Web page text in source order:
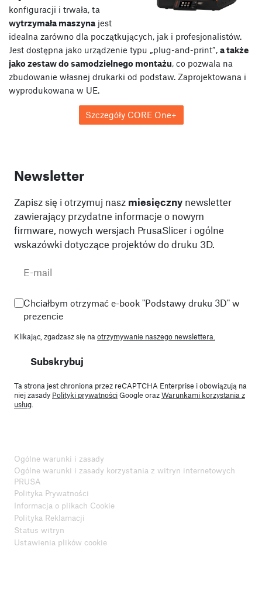
konfiguracji i trwała, ta
wytrzymała maszyna jest
idealna zarówno dla początkujących, jak i profesjonalistów.
Jest dostępna jako urządzenie typu „plug-and-print”, a także
jako zestaw do samodzielnego montażu, co pozwala na
zbudowanie własnej drukarki od podstaw. Zaprojektowana i
wyprodukowana w UE.
Szczegóły CORE One+
Newsletter
Zapisz się i otrzymuj nasz miesięczny newsletter
zawierający przydatne informacje o nowym
firmware, nowych wersjach PrusaSlicer i ogólne
wskazówki dotyczące projektów do druku 3D.
Chciałbym otrzymać e-book "Podstawy druku 3D" w
prezencie
Klikając, zgadzasz się naotrzymywanie naszego newslettera.
Subskrybuj
Ta strona jest chroniona przez reCAPTCHA Enterprise i obowiązują na
niej zasady Polityki prywatnościGoogle orazWarunkami korzystania z
usług.
Ogólne warunki i zasady
Ogólne warunki i zasady korzystania z witryn internetowych
PRUSA
Polityka Prywatności
Informacja o plikach Cookie
Polityka Reklamacji
Status witryn
Ustawienia plików cookie